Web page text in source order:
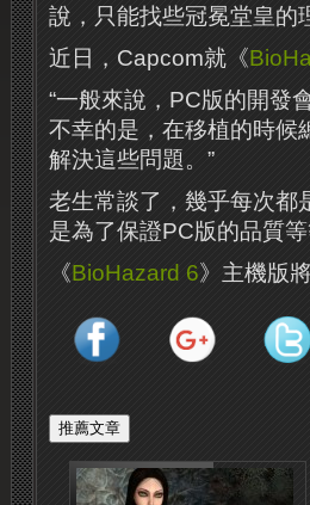
說，只能找些冠冕堂皇的
近日，Capcom就《
“一般來說，PC版的開發
不幸的是，在移植的時候
解決這些問題。”
老生常談了，幾乎每次都
是為了保證PC版的品質
《BioHazard 6》主機版